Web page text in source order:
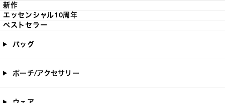
新作
エッセンシャル10周年
ベストセラー
バッグ
ポーチ/アクセサリー